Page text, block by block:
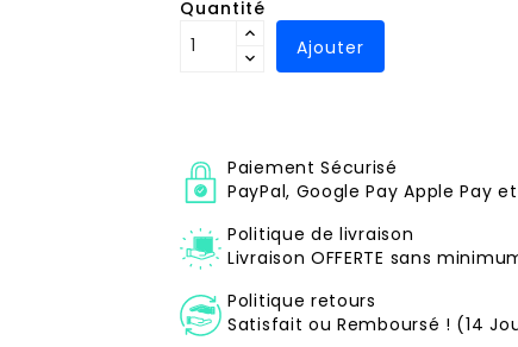
Quantité
Ajouter
Paiement Sécurisé
PayPal, Google Pay Apple Pay
Politique de livraison
Livraison OFFERTE sans
Politique retours
Satisfait ou Remboursé ! (14